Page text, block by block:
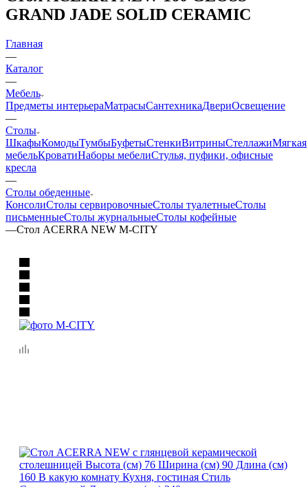
GRAND JADE SOLID CERAMIC
Главная
—
Каталог
—
Мебель
Предметы интерьераМатрасыСантехникаДвериОсвещение
—
Столы
ШкафыКомодыТумбыБуфетыСтенкиВитриныСтеллажиМягкая
мебельКроватиНаборы мебелиСтулья, пуфики, офисные
кресла
—
Столы обеденные
КонсолиСтолы сервировочныеСтолы туалетныеСтолы
письменныеСтолы журнальныеСтолы кофейные
—Стол ACERRA NEW M-CITY